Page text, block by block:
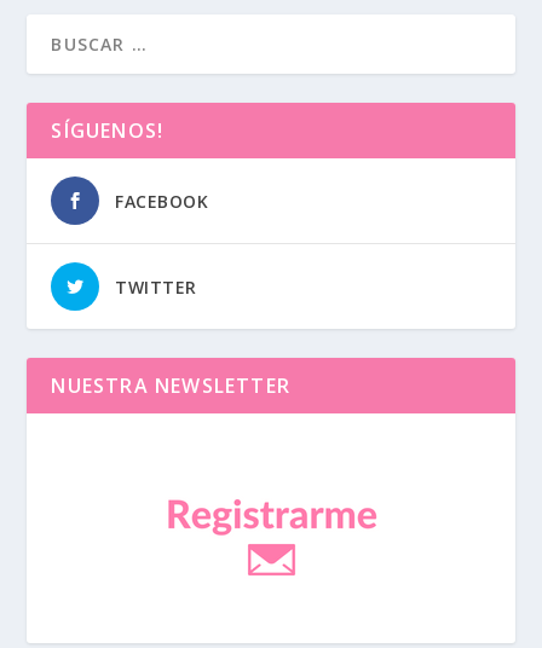
SÍGUENOS!
FACEBOOK
TWITTER
NUESTRA NEWSLETTER